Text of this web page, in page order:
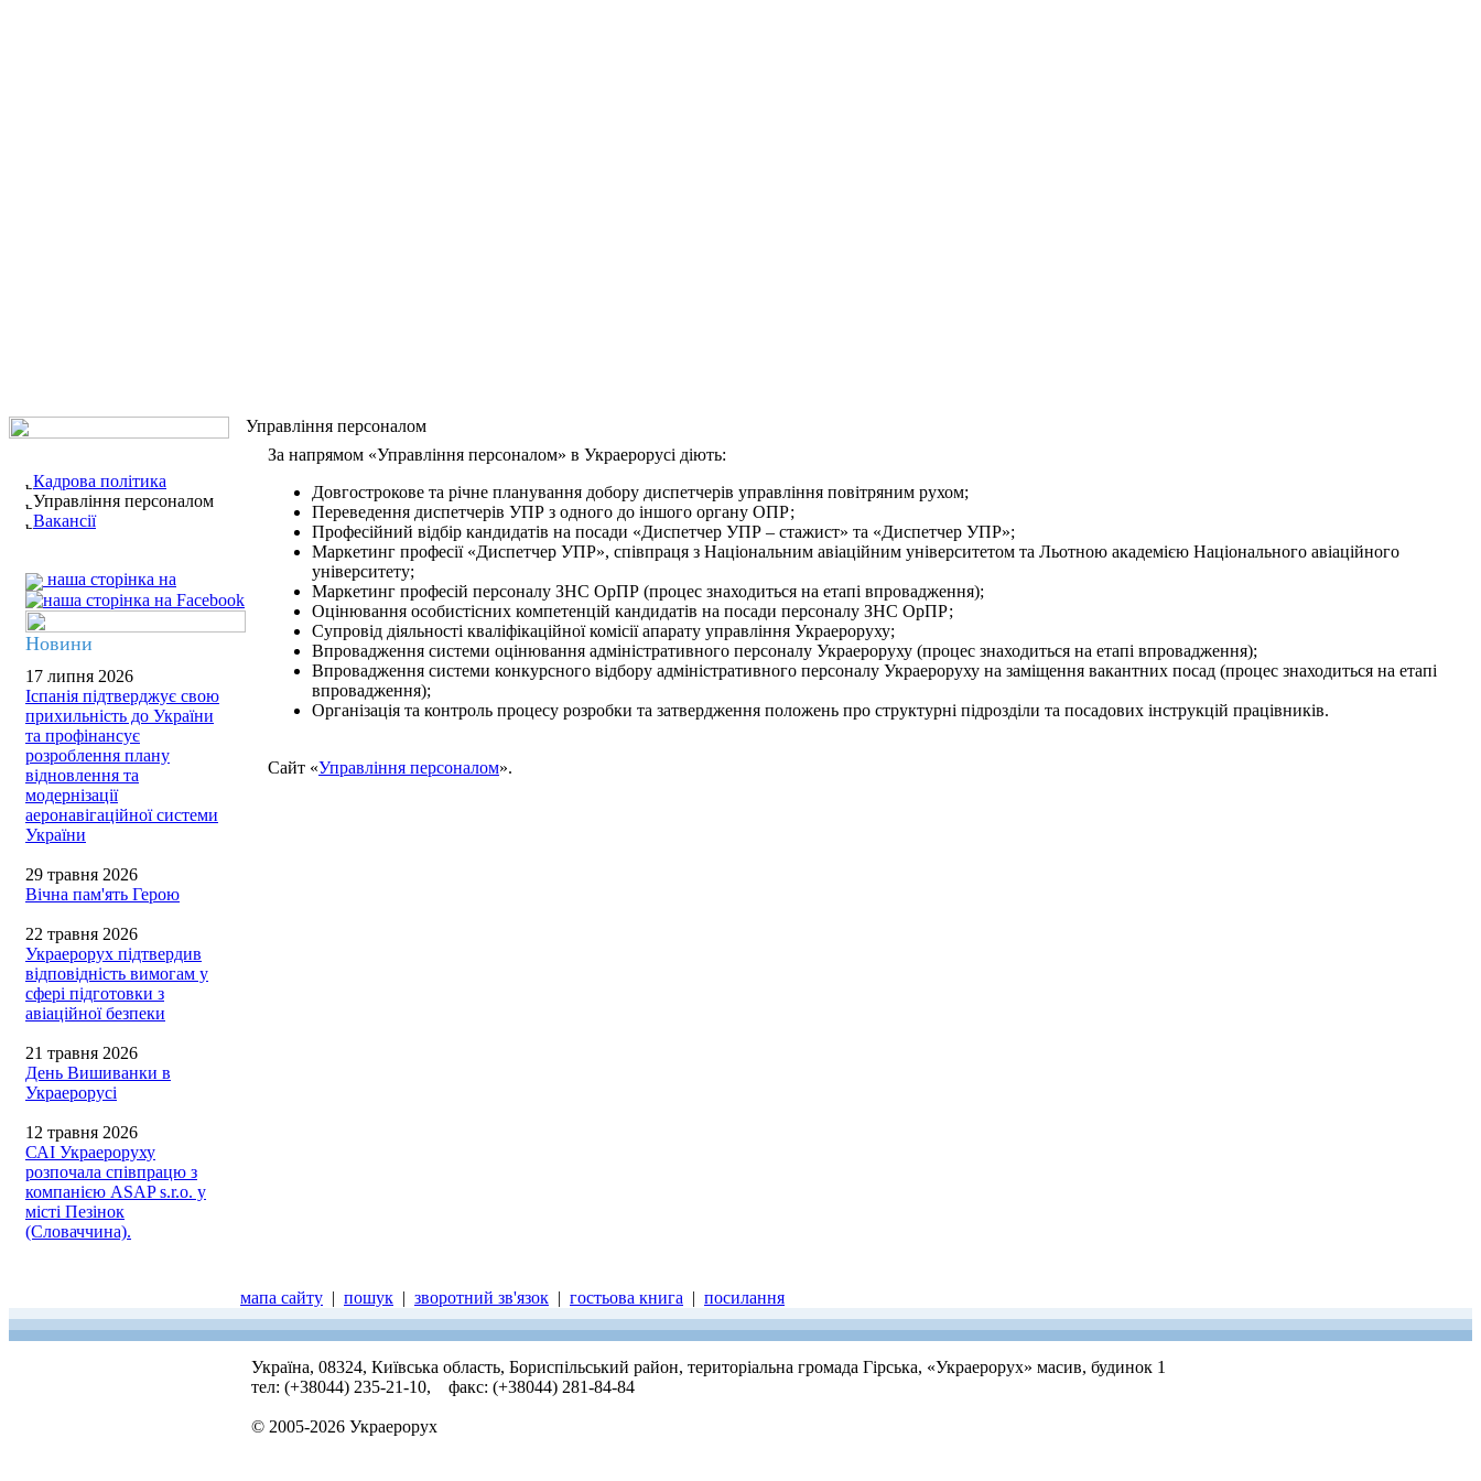
Кадрова політика
Управління персоналом
Вакансії
наша сторінка на
Новини
17 липня 2026
Іспанія підтверджує свою
прихильність до України
та профінансує
розроблення плану
відновлення та
модернізації
аеронавігаційної системи
України
29 травня 2026
Вічна пам'ять Герою
22 травня 2026
Украерорух підтвердив
відповідність вимогам у
сфері підготовки з
авіаційної безпеки
21 травня 2026
День Вишиванки в
Украерорусі
12 травня 2026
САІ Украероруху
розпочала співпрацю з
компанією ASAP s.r.o. у
місті Пезінок
(Словаччина).
Управління персоналом
За напрямом «Управління персоналом» в Украерорусі діють:
Довгострокове та річне планування добору диспетчерів управління повітряним рухом;
Переведення диспетчерів УПР з одного до іншого органу ОПР;
Професійний відбір кандидатів на посади «Диспетчер УПР – стажист» та «Диспетчер УПР»;
Маркетинг професії «Диспетчер УПР», співпраця з Національним авіаційним університетом та Льотною академією Національного авіаційного
університету;
Маркетинг професій персоналу ЗНС ОрПР (процес знаходиться на етапі впровадження);
Оцінювання особистісних компетенцій кандидатів на посади персоналу ЗНС ОрПР;
Супровід діяльності кваліфікаційної комісії апарату управління Украероруху;
Впровадження системи оцінювання адміністративного персоналу Украероруху (процес знаходиться на етапі впровадження);
Впровадження системи конкурсного відбору адміністративного персоналу Украероруху на заміщення вакантних посад (процес знаходиться на етапі
впровадження);
Організація та контроль процесу розробки та затвердження положень про структурні підрозділи та посадових інструкцій працівників.
Сайт «Управління персоналом».
мапа сайту | пошук | зворотний зв'язок | гостьова книга | посилання
Україна, 08324, Київська область, Бориспільський район, територіальна громада Гірська, «Украерорух» масив, будинок 1
тел: (+38044) 235-21-10, факс: (+38044) 281-84-84
© 2005-2026 Украерорух